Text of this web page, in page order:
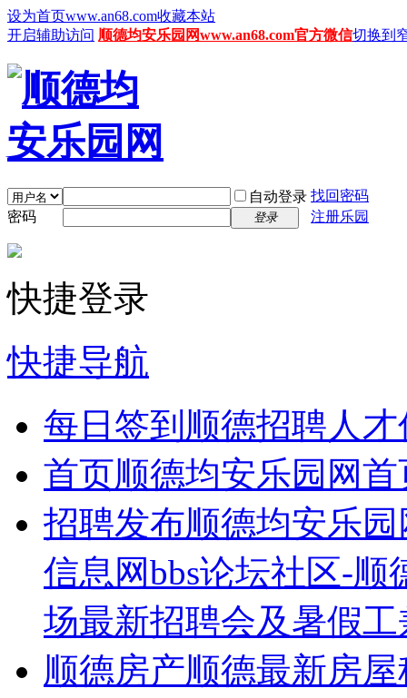
设为首页www.an68.com收藏本站
开启辅助访问 顺德均安乐园网www.an68.com官方微信切换到
自动登录 找回密码
密码
登录 注册乐园
快捷登录
快捷导航
每日签到 顺德招聘人
首页顺德均安乐园网首
招聘发布顺德均安乐
信息网bbs论坛社区-
场最新招聘会及暑假
顺德房产顺德最新房